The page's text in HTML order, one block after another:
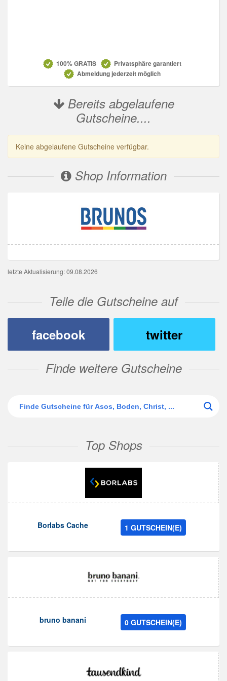
100% GRATIS
Privatsphäre garantiert
Abmeldung jederzeit möglich
Bereits abgelaufene
Gutscheine....
Keine abgelaufene Gutscheine verfügbar.
Shop Information
letzte Aktualisierung: 09.08.2026
Teile die Gutscheine auf
facebook
twitter
Finde weitere Gutscheine
Top Shops
Borlabs Cache 1 GUTSCHEIN(E)
bruno banani 0 GUTSCHEIN(E)